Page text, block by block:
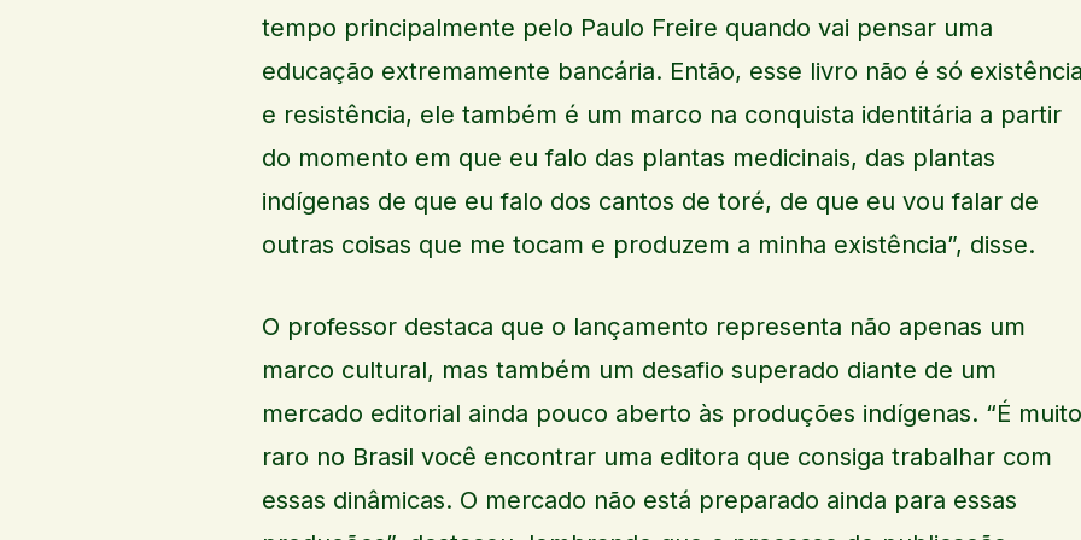
tempo principalmente pelo Paulo Freire quando vai pensar uma
educação extremamente bancária. Então, esse livro não é só
e resistência, ele também é um marco na conquista identitária a partir
do momento em que eu falo das plantas medicinais, das plantas
indígenas de que eu falo dos cantos de toré, de que eu vou falar de
outras coisas que me tocam e produzem a minha existência”, disse.
O professor destaca que o lançamento representa não apenas um
marco cultural, mas também um desafio superado diante de um
mercado editorial ainda pouco aberto às produções indígenas. “É muito
raro no Brasil você encontrar uma editora que consiga trabalhar com
essas dinâmicas. O mercado não está preparado ainda para essas